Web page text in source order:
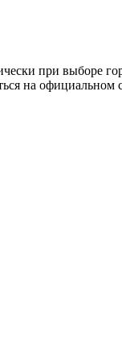
при выборе
на официальном